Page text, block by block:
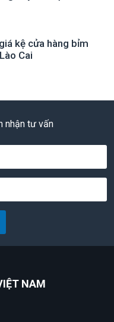
kệ cửa hàng bỉm
Cai
nhận tư vấn
NAM